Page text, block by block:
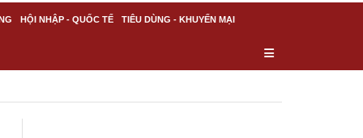
HỘI NHẬP - QUỐC TẾ TIÊU DÙNG - KHUYẾN MẠI